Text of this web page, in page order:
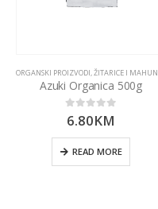
ORGANSKI PROIZVODI,ŽITARICE I MAHUNARKE
Azuki Organica 500g
0out of 5
6.80KM
READ MORE